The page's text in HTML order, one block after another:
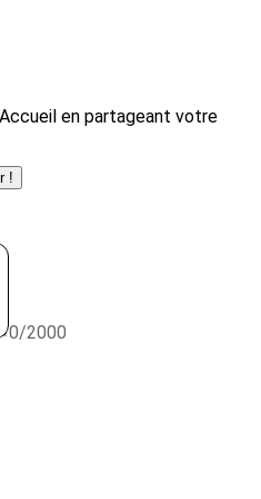
en partageant votre
!
0/2000